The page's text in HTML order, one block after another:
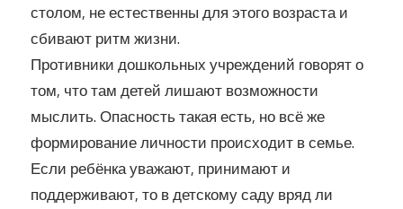
столом, не естественны для этого возраста и
сбивают ритм жизни.
Противники дошкольных учреждений говорят о
том, что там детей лишают возможности
мыслить. Опасность такая есть, но всё же
формирование личности происходит в семье.
Если ребёнка уважают, принимают и
поддерживают, то в детскому саду вряд ли